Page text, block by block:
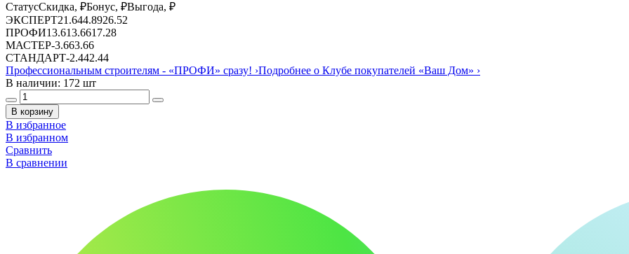
СтатусСкидка, ₽Бонус, ₽Выгода, ₽
ЭКСПЕРТ21.644.8926.52
ПРОФИ13.613.6617.28
МАСТЕР-3.663.66
СТАНДАРТ-2.442.44
Профессиональным строителям - «ПРОФИ» сразу! ›Подробнее о Клубе покупателей «Ваш Дом» ›
В наличии: 172 шт
В корзину
В избранное
В избранном
Сравнить
В сравнении